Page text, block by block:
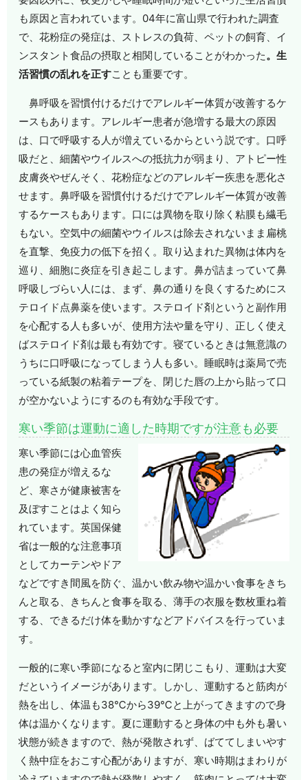
も原因と言われています。04年に富山県で行われた調査
で、花粉症の発症は、ストレスの負荷、ペットの飼育、イ
ンスタント食品の摂取と相関していることがわかった。生
活習慣の乱れを正すことも重要です。
鼻呼吸を習慣付けるだけでアレルギー体質が改善するケ
ースもあります。アレルギー患者が急増する最大の原因
は、口で呼吸する人が増えているからという説です。口呼
吸だと、細菌やウイルスへの抵抗力が弱まり、アトピー性
皮膚炎やぜんそく、花粉症などのアレルギー疾患を悪化さ
せます。鼻呼吸を習慣付けるだけでアレルギー体質が改善
するケースもあります。口には異物を取り除く粘膜も繊毛
もない。空気中の細菌やウイルスは除去されないまま扁桃
を直撃、免疫力の低下を招く。取り込まれた異物は体内を
巡り、細胞に炎症を引き起こします。鼻が詰まっていて鼻
呼吸しづらい人には、まず、鼻の通りを良くするためにス
テロイド点鼻薬を使います。ステロイド剤というと副作用
を心配する人も多いが、使用方法や量を守り、正しく使え
ばステロイド剤は最も有効です。寝ているときは無意識の
うちに口呼吸になってしまう人も多い。睡眠時は薬局で売
っている紙製の粘着テープを、閉じた唇の上から貼って口
が空かないようにするのも有効な手段です。
寒い季節は運動に適した時期ですが注意も必要
寒い季節には心血管疾
患の発症が増えるな
ど、寒さが健康被害を
及ぼすことはよく知ら
れています。英国保健
省は一般的な注意事項
としてカーテンやドア
などですき間風を防ぐ、温かい飲み物や温かい食事をきち
んと取る、きちんと食事を取る、薄手の衣服を数枚重ね着
する、できるだけ体を動かすなどアドバイスを行っていま
す。
一般的に寒い季節になると室内に閉じこもり、運動は大変
だというイメージがあります。しかし、運動すると筋肉が
熱を出し、体温も38℃から39℃と上がってきますので身
体は温かくなります。夏に運動すると身体の中も外も暑い
状態が続きますので、熱が発散されず、ばててしまいやす
く熱中症をおこす心配がありますが、寒い時期はまわりが